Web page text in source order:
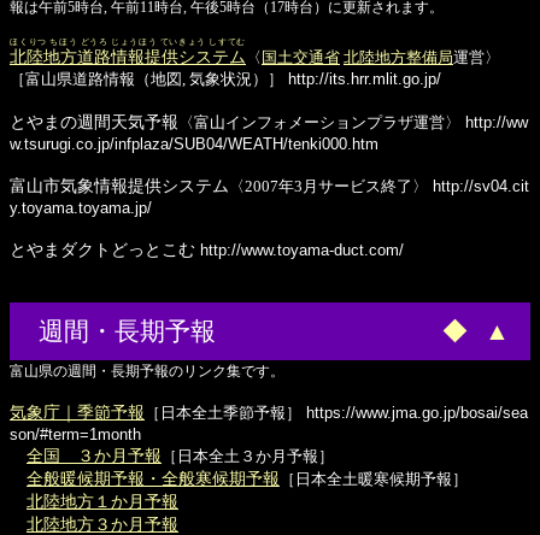
報は午前5時台, 午前11時台, 午後5時台（17時台）に更新されます。
北陸地方道路情報提供システム
ほくりつ ちほう どうろ じょうほう ていきょう しすてむ
〈 国土交通省 北陸地方整備局運営〉
［富山県道路情報（地図, 気象状況）］
http://its.hrr.mlit.go.jp/
とやまの週間天気予報 〈富山インフォメーションプラザ運営〉
http://ww
w.tsurugi.co.jp/infplaza/SUB04/WEATH/tenki000.htm
富山市気象情報提供システム 〈2007年3月サービス終了〉
http://sv04.cit
y.toyama.toyama.jp/
とやまダクトどっとこむ http://www.toyama-duct.com/
週間・長期予報 ◆ ▲
富山県の週間・長期予報のリンク集です。
気象庁｜季節予報 ［日本全土季節予報］
https://www.jma.go.jp/bosai/sea
son/#term=1month
全国 ３か月予報 ［日本全土３か月予報］
全般暖候期予報・全般寒候期予報 ［日本全土暖寒候期予報］
北陸地方１か月予報
北陸地方３か月予報